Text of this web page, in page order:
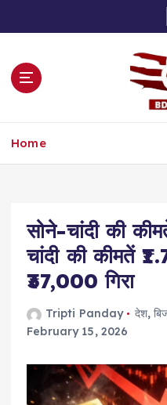
Home
सोने-चांदी की
चांदी की कीमतें
₹37,000 गिरा
Tripti Panday देश,
February 15, 2026